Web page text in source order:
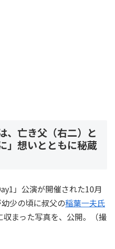
、亡き父（右二）と
」想いとともに秘蔵
」公演が開催された10月
少の頃に叔父の稲葉一夫氏
収まった写真を、公開。（撮